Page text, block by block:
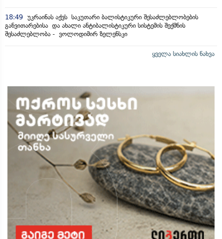
18:49 უკრაინას აქვს საკუთარი ბალისტიკური შესაძლებლობების
განვითარებისა და ახალი ანტიბალისტიკური სისტემის შექმნის
შესაძლებლობა - ვოლოდიმირ ზელენსკი
ყველა სიახლის ნახვა